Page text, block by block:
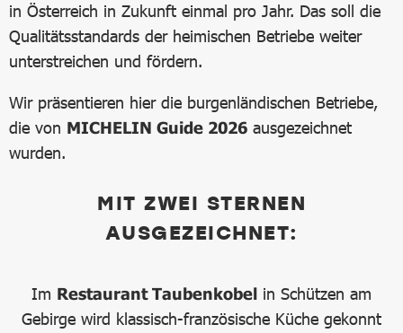
in Österreich in Zukunft einmal pro Jahr. Das soll die
Qualitätsstandards der heimischen Betriebe weiter
unterstreichen und fördern.
Wir präsentieren hier die burgenländischen Betriebe,
die von MICHELIN Guide 2026 ausgezeichnet
wurden.
MIT ZWEI STERNEN
AUSGEZEICHNET:
Im Restaurant Taubenkobel in Schützen am
Gebirge wird klassisch-französische Küche gekonnt